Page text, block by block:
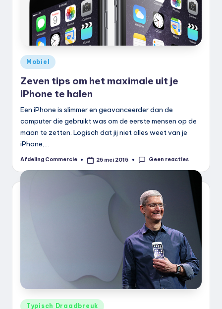
Geplaatst
Mobiel
Zeven tips om het maximale uit je
iPhone te halen
Een iPhone is slimmer en geavanceerder dan de
computer die gebruikt was om de eerste mensen op de
maan te zetten. Logisch dat jij niet alles weet van je
iPhone,…
Geplaatst
Afdeling Commercie 25 mei 2015 Geen reacties
Geplaatst
Typisch Draadbreuk